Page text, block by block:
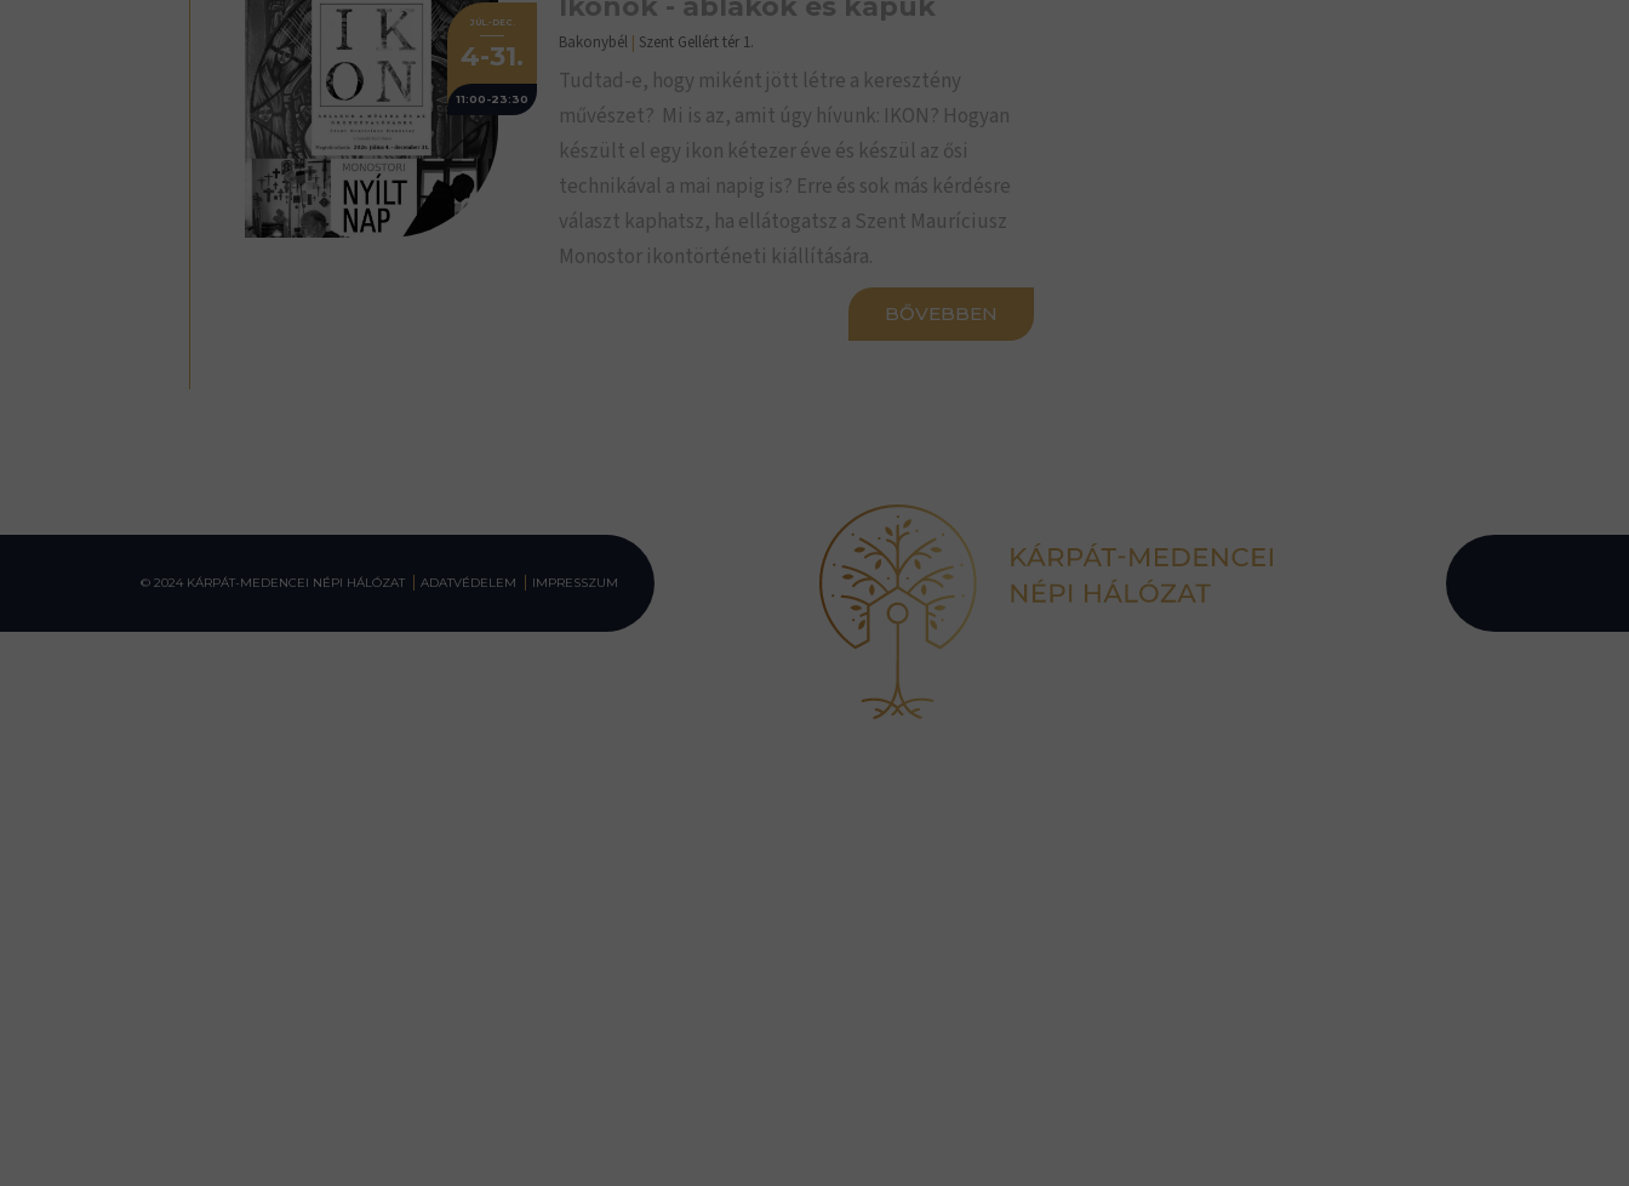
JÚL.-DEC.
4-31.
11:00-23:30
Ikonok - ablakok és kapuk
Bakonybél | Szent Gellért tér 1.
Tudtad-e, hogy miként jött létre a keresztény
művészet? Mi is az, amit úgy hívunk: IKON? Hogyan
készült el egy ikon kétezer éve és készül az ősi
technikával a mai napig is? Erre és sok más kérdésre
választ kaphatsz, ha ellátogatsz a Szent Mauríciusz
Monostor ikontörténeti kiállítására.
BŐVEBBEN
© 2024 KÁRPÁT-MEDENCEI NÉPI HÁLÓZAT ADATVÉDELEM IMPRESSZUM